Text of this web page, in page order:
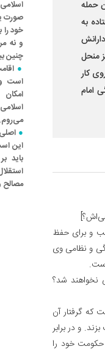
حمله
به
لغو، 132 نفر از وفادارانش
رستاخیز منحل
هم که پس از کشتار 17 شهریور روی کار
امام
و برای حفظ
و نظامی وی
نخواهند شد؟
که گرفتار آن
و در برابر
حکومت خود را
صورت
خود
و نه
چنین
است
می‌روم.
این
باید
مصالح